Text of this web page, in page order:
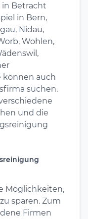
Betracht
in Bern,
Nidau,
Wohlen,
können auch
suchen.
und die
Möglichkeiten,
sparen. Zum
Firmen